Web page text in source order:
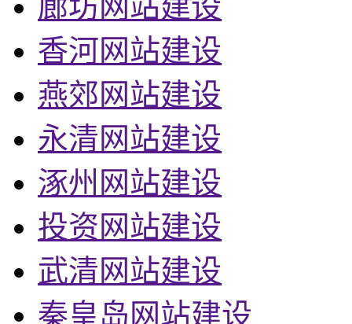
香河网站建设
燕郊网站建设
永清网站建设
涿州网站建设
投资网站建设
武清网站建设
秦皇岛网站建设